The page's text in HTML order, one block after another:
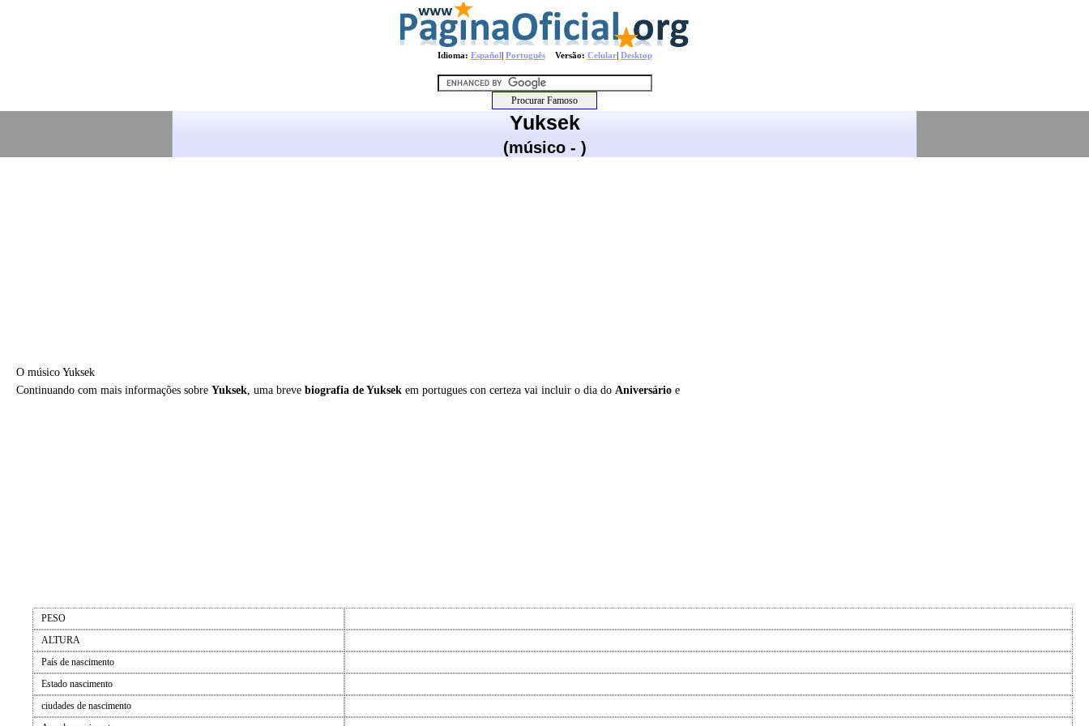
Idioma: Español| PortuguêsVersão: Celular| Desktop
Yuksek
(músico - )
O músico Yuksek
Continuando com mais informações sobre Yuksek, uma breve biografia de Yuksek em portugues con certeza vai incluir o dia do Aniversário e
PESO
ALTURA
País de nascimento
Estado nascimento
ciudades de nascimento